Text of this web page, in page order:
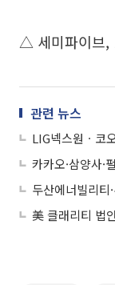
△ 세미파이브,
관련 뉴스
LIG넥스원ㆍ코
카카오·삼양사·
두산에너빌리티